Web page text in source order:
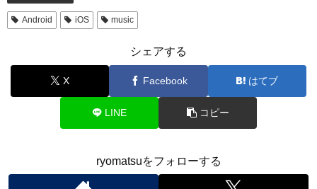
Android iOS music
シェアする
X Facebook はてブ
LINE コピー
ryomatsuをフォローする